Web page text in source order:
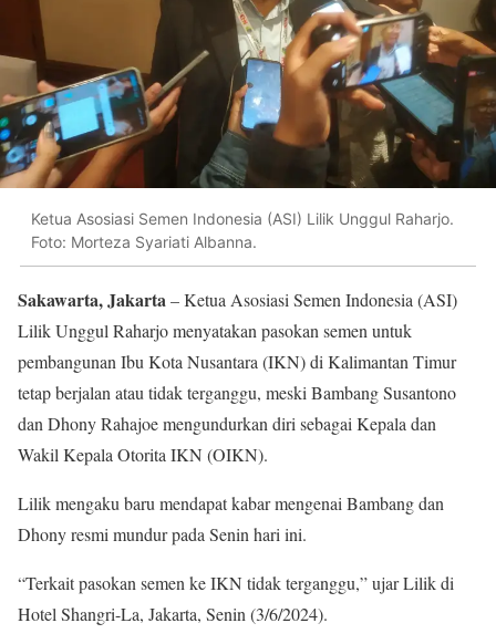
Ketua Asosiasi Semen Indonesia (ASI) Lilik Unggul Raharjo.
Foto: Morteza Syariati Albanna.
Sakawarta, Jakarta– Ketua Asosiasi Semen Indonesia (ASI)
Lilik Unggul Raharjo menyatakan pasokan semen untuk
pembangunan Ibu Kota Nusantara (IKN) di Kalimantan Timur
tetap berjalan atau tidak terganggu, meski Bambang Susantono
dan Dhony Rahajoe mengundurkan diri sebagai Kepala dan
Wakil Kepala Otorita IKN (OIKN).
Lilik mengaku baru mendapat kabar mengenai Bambang dan
Dhony resmi mundur pada Senin hari ini.
“Terkait pasokan semen ke IKN tidak terganggu,” ujar Lilik di
Hotel Shangri-La, Jakarta, Senin (3/6/2024).